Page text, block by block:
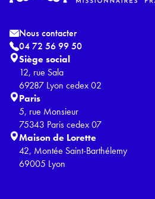
Nous contacter
04 72 56 99 50
Siège social
12, rue Sala
69287 Lyon cedex 02
Paris
5, rue Monsieur
75343 Paris cedex 07
Maison de Lorette
42, Montée Saint-Barthélemy
69005 Lyon